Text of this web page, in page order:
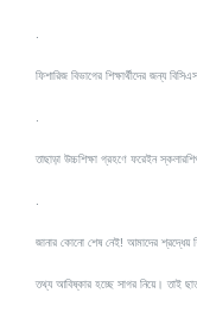
ফিশারিজ বিভাগের শিক্ষার্থীদের জন্য
তাছাড়া উচ্চশিক্ষা গ্রহণে ফরেইন
জানার কোনো শেষ নেই! আমাদের শ্রদ্ধেয়
তথ্য আবিষ্কার হচ্ছে সাগর নিয়ে। তাই